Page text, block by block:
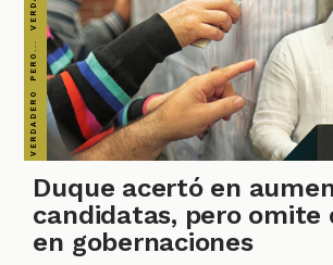
Duque acertó en
candidatas, pero omite
en gobernaciones